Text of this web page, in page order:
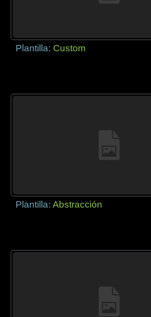
Plantilla: Custom
Plantilla:Abstracción